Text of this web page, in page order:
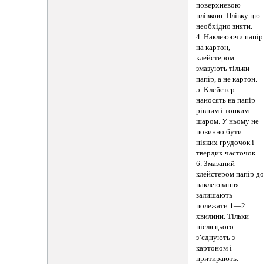
поверхневою
плівкою. Плівку цю
необхідно зняти.
4. Наклеюючи папір
на картон,
клейстером
змазують тільки
папір, а не картон.
5. Клейстер
наносять на папір
рівним і тонким
шаром. У ньому не
повинно бути
ніяких грудочок і
твердих часточок.
6. Змазаний
клейстером папір
наклеювання
залишають
полежати 1—2
хвилини. Тільки
після цього
з’єднують з
картоном і
притирають.